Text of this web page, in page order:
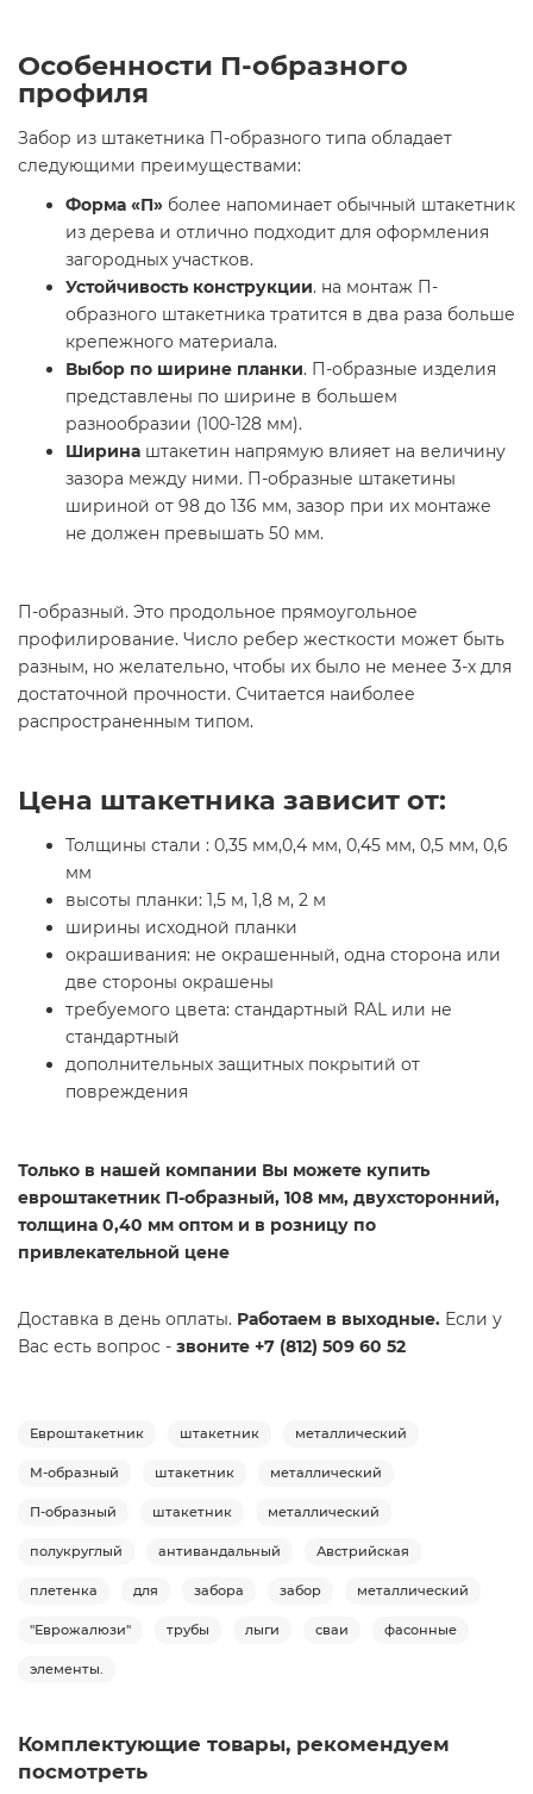
Особенности П-образного
профиля
Забор из штакетника П-образного типа обладает
следующими преимуществами:
Форма «П» более напоминает обычный штакетник
из дерева и отлично подходит для оформления
загородных участков.
Устойчивость конструкции. на монтаж П-
образного штакетника тратится в два раза больше
крепежного материала.
Выбор по ширине планки. П-образные изделия
представлены по ширине в большем
разнообразии (100-128 мм).
Ширина штакетин напрямую влияет на величину
зазора между ними. П-образные штакетины
шириной от 98 до 136 мм, зазор при их монтаже
не должен превышать 50 мм.
П-образный. Это продольное прямоугольное
профилирование. Число ребер жесткости может быть
разным, но желательно, чтобы их было не менее 3-х для
достаточной прочности. Считается наиболее
распространенным типом.
Цена штакетника зависит от:
Толщины стали : 0,35 мм,0,4 мм, 0,45 мм, 0,5 мм, 0,6
мм
высоты планки: 1,5 м, 1,8 м, 2 м
ширины исходной планки
окрашивания: не окрашенный, одна сторона или
две стороны окрашены
требуемого цвета: стандартный RAL или не
стандартный
дополнительных защитных покрытий от
повреждения
Только в нашей компании Вы можете купить
евроштакетник П-образный, 108 мм, двухсторонний,
толщина 0,40 мм оптом и в розницу по
привлекательной цене
Доставка в день оплаты. Работаем в выходные. Если у
Вас есть вопрос - звоните +7 (812) 509 60 52
Евроштакетник штакетник металлический
М-образный штакетник металлический
П-образный штакетник металлический
полукруглый антивандальный Австрийская
плетенка для забора забор металлический
"Еврожалюзи" трубы лыги сваи фасонные
элементы.
Комплектующие товары, рекомендуем
посмотреть